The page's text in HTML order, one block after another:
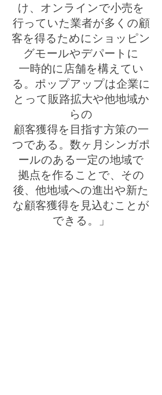
け、オンラインで小売を
行っていた業者が多くの顧
客を得るためにショッピン
グモールやデパートに
一時的に店舗を構えてい
る。ポップアップは企業に
とって販路拡大や他地域か
らの
顧客獲得を目指す方策の一
つである。数ヶ月シンガポ
ールのある一定の地域で
拠点を作ることで、その
後、他地域への進出や新た
な顧客獲得を見込むことが
できる。」